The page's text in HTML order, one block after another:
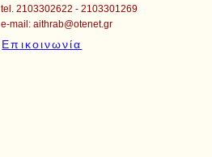
tel. 2103302622 - 2103301269
e-mail:aithrab@otenet.gr
Επικοινωνία